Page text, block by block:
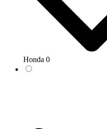
Honda 0